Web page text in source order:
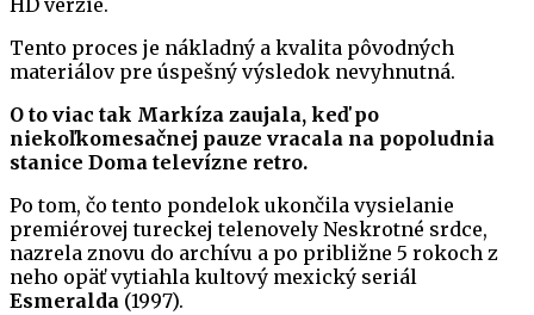
HD verzie.
Tento proces je nákladný a kvalita pôvodných
materiálov pre úspešný výsledok nevyhnutná.
O to viac tak Markíza zaujala, keď po
niekoľkomesačnej pauze vracala na popoludnia
stanice Doma televízne retro.
Po tom, čo tento pondelok ukončila vysielanie
premiérovej tureckej telenovely Neskrotné srdce,
nazrela znovu do archívu a po približne 5 rokoch z
neho opäť vytiahla kultový mexický seriál
Esmeralda (1997).